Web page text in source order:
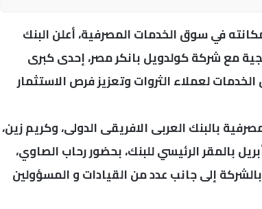
في سوق الخدمات المصرفية، أعلن البنك
مع شركة كولدويل بانكر مصر، إحدى كبرى
لعملاء الثروات وتعزيز فرص الاستثمار
بالبنك العربى الافريقى الدولى، وكريم زين،
التنفيذي لشركة كولدويل بانكر مصر ، وذلك يوم 8 أبريل بالمقر الرئيسي للبنك، بحضور رحاب الصاوي،
إلى جانب عدد من القيادات و المسؤولين